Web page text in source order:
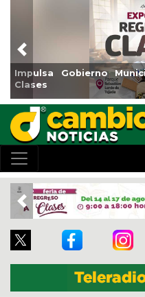
Reabrirá Coatzacoalcos
Centro
Previous
Previous